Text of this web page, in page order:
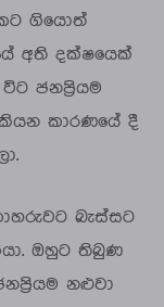
ගියොත්
අති දක්ෂයෙක්
ජනප්‍රියම
කාරණයේ දී
බැස්සට
ඔහුට තිබුණ
නළුවා